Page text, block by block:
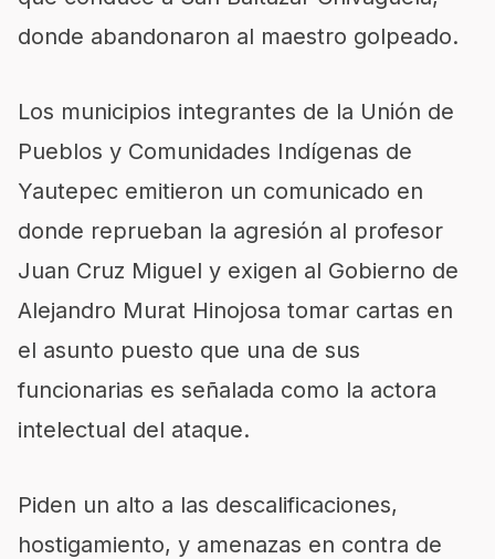
donde abandonaron al maestro golpeado.
Los municipios integrantes de la Unión de
Pueblos y Comunidades Indígenas de
Yautepec emitieron un comunicado en
donde reprueban la agresión al profesor
Juan Cruz Miguel y exigen al Gobierno de
Alejandro Murat Hinojosa tomar cartas en
el asunto puesto que una de sus
funcionarias es señalada como la actora
intelectual del ataque.
Piden un alto a las descalificaciones,
hostigamiento, y amenazas en contra de